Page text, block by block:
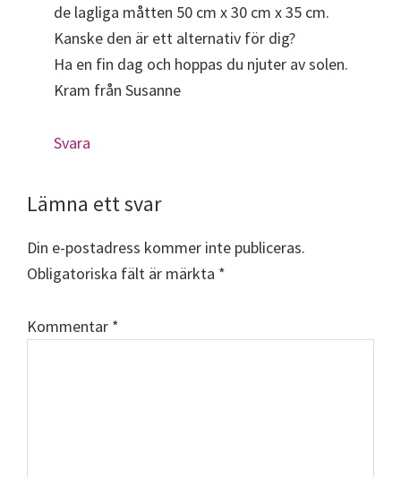
de lagliga måtten 50 cm x 30 cm x 35 cm.
Kanske den är ett alternativ för dig?
Ha en fin dag och hoppas du njuter av solen.
Kram från Susanne
Svara
Lämna ett svar
Din e-postadress kommer inte publiceras.
Obligatoriska fält är märkta *
Kommentar *